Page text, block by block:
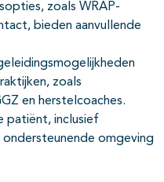
zoals WRAP-
bieden aanvullende
zoals
en herstelcoaches.
patiënt, inclusief
omgeving